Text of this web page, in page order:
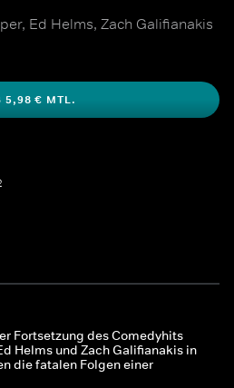
Ed Helms, Zach Galifianakis
5,98 € MTL.
Fortsetzung des Comedyhits
Helms und Zach Galifianakis in
die fatalen Folgen einer